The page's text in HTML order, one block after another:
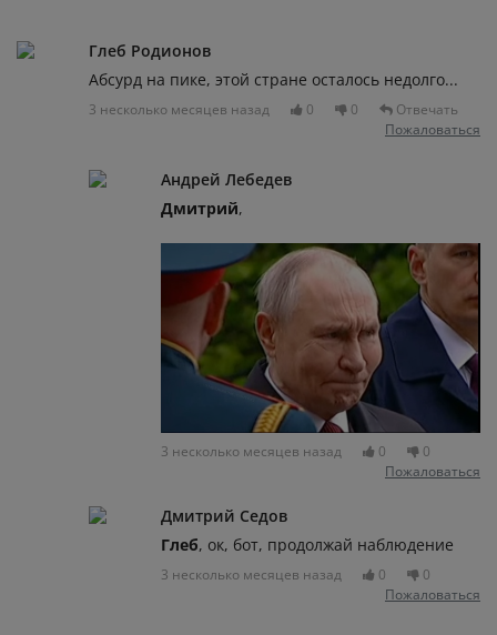
Глеб Родионов
Абсурд на пике, этой стране осталось недолго...
3 несколько месяцев назад 0 0
Отвечать
Пожаловаться
Андрей Лебедев
Дмитрий,
3 несколько месяцев назад 0
0
Пожаловаться
Дмитрий Седов
Глеб, ок, бот, продолжай наблюдение
3 несколько месяцев назад 0
0
Пожаловаться